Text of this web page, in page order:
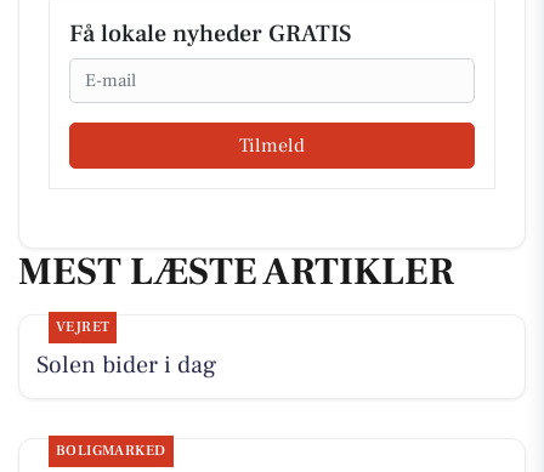
Få lokale nyheder GRATIS
Email
Tilmeld
MEST LÆSTE ARTIKLER
VEJRET
Solen bider i dag
BOLIGMARKED